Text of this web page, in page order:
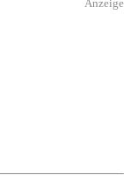
Anzeige